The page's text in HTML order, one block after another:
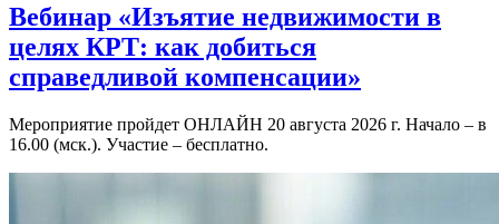
Вебинар «Изъятие недвижимости в
целях КРТ: как добиться
справедливой компенсации»
Мероприятие пройдет ОНЛАЙН 20 августа 2026 г. Начало – в
16.00 (мск.). Участие – бесплатно.